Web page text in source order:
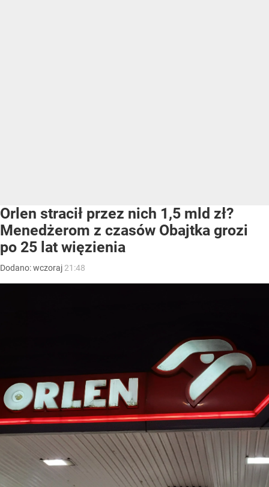
Orlen stracił przez nich 1,5 mld zł?
Menedżerom z czasów Obajtka grozi
po 25 lat więzienia
Dodano:wczoraj 21:48